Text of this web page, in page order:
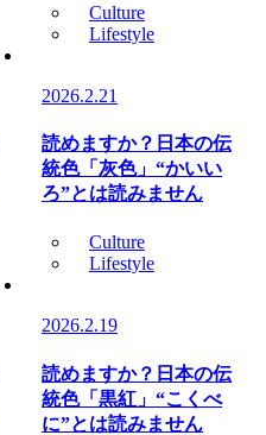
Culture
Lifestyle
2026.2.21
読めますか？日本の伝
統色「灰色」“かいい
ろ”とは読みません
Culture
Lifestyle
2026.2.19
読めますか？日本の伝
統色「黒紅」“こくべ
に”とは読みません